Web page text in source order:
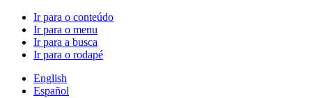
Ir para o conteúdo
Ir para o menu
Ir para a busca
Ir para o rodapé
English
Español